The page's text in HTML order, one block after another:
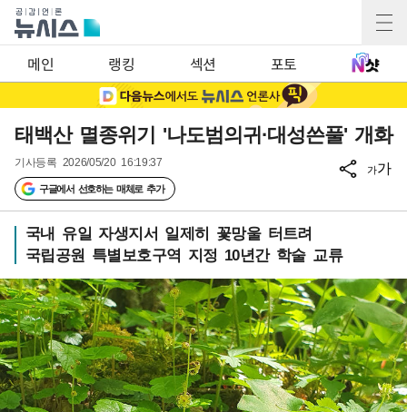
메인 랭킹 섹션 포토
태백산 멸종위기 '나도범의귀·대성쓴풀' 개화
기사등록 2026/05/20 16:19:37
구글에서 선호하는 매체로 추가
가가
국내 유일 자생지서 일제히 꽃망울 터트려
국립공원 특별보호구역 지정 10년간 학술 교류